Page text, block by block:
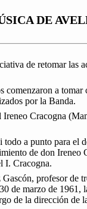
DE
de retomar las
a
por la Banda.
Ireneo Cracogna
a punto para el
de don Ireneo
I. Cracogna.
profesor de
de marzo de
de la dirección de